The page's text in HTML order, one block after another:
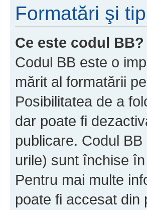
Formatări şi
Ce este codul BB?
Codul BB este o
mărit al formatării
Posibilitatea de a
dar poate fi
publicare. Codul
urile) sunt închise
Pentru mai multe
poate fi accesat din